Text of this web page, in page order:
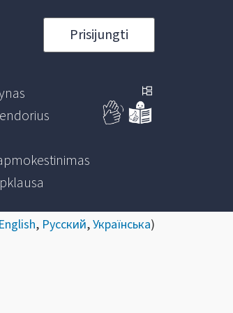
Prisijungti
English, Русский,Українська)